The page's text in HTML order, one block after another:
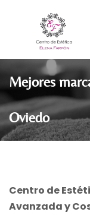
Mejores
Oviedo
Centro de
Avanzada y